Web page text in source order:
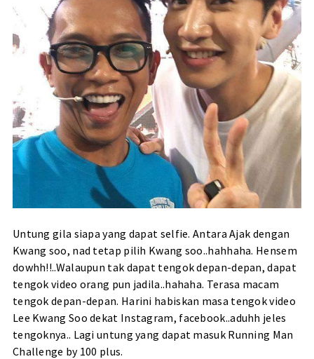
Untung gila siapa yang dapat selfie. Antara Ajak dengan
Kwang soo, nad tetap pilih Kwang soo..hahhaha. Hensem
dowhh!!..Walaupun tak dapat tengok depan-depan, dapat
tengok video orang pun jadila..hahaha. Terasa macam
tengok depan-depan. Harini habiskan masa tengok video
Lee Kwang Soo dekat Instagram, facebook..aduhh jeles
tengoknya.. Lagi untung yang dapat masuk Running Man
Challenge by 100 plus.